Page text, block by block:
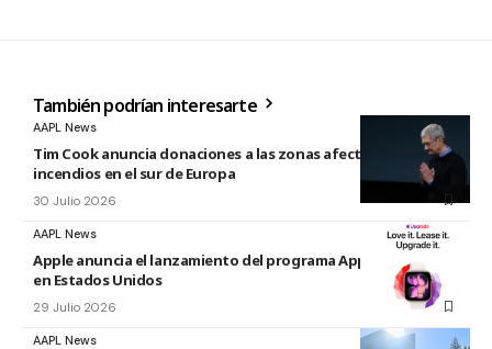
También podrían interesarte
AAPL News
Tim Cook anuncia donaciones a las zonas afectadas por los
incendios en el sur de Europa
30 Julio 2026
AAPL News
Apple anuncia el lanzamiento del programa Apple Upgrade
en Estados Unidos
29 Julio 2026
AAPL News